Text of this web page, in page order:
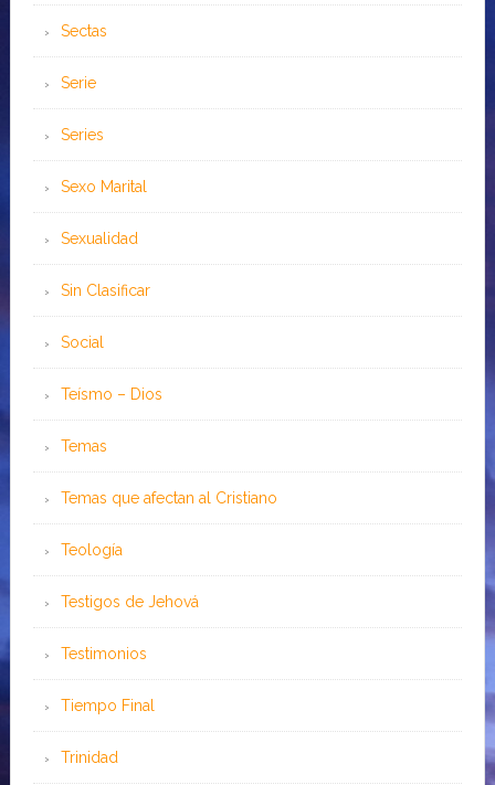
Sectas
Serie
Series
Sexo Marital
Sexualidad
Sin Clasificar
Social
Teísmo – Dios
Temas
Temas que afectan al Cristiano
Teología
Testigos de Jehová
Testimonios
Tiempo Final
Trinidad